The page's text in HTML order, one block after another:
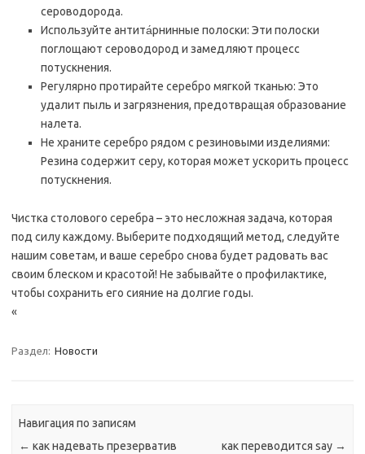
сероводорода.
Используйте антита́рнинные полоски: Эти полоски
поглощают сероводород и замедляют процесс
потускнения.
Регулярно протирайте серебро мягкой тканью: Это
удалит пыль и загрязнения, предотвращая образование
налета.
Не храните серебро рядом с резиновыми изделиями:
Резина содержит серу, которая может ускорить процесс
потускнения.
Чистка столового серебра – это несложная задача, которая
под силу каждому. Выберите подходящий метод, следуйте
нашим советам, и ваше серебро снова будет радовать вас
своим блеском и красотой! Не забывайте о профилактике,
чтобы сохранить его сияние на долгие годы.
«
Раздел: Новости
Навигация по записям
← как надевать презерватив
как переводится say →